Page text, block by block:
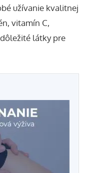
užívanie kvalitnej
vitamín C,
látky pre